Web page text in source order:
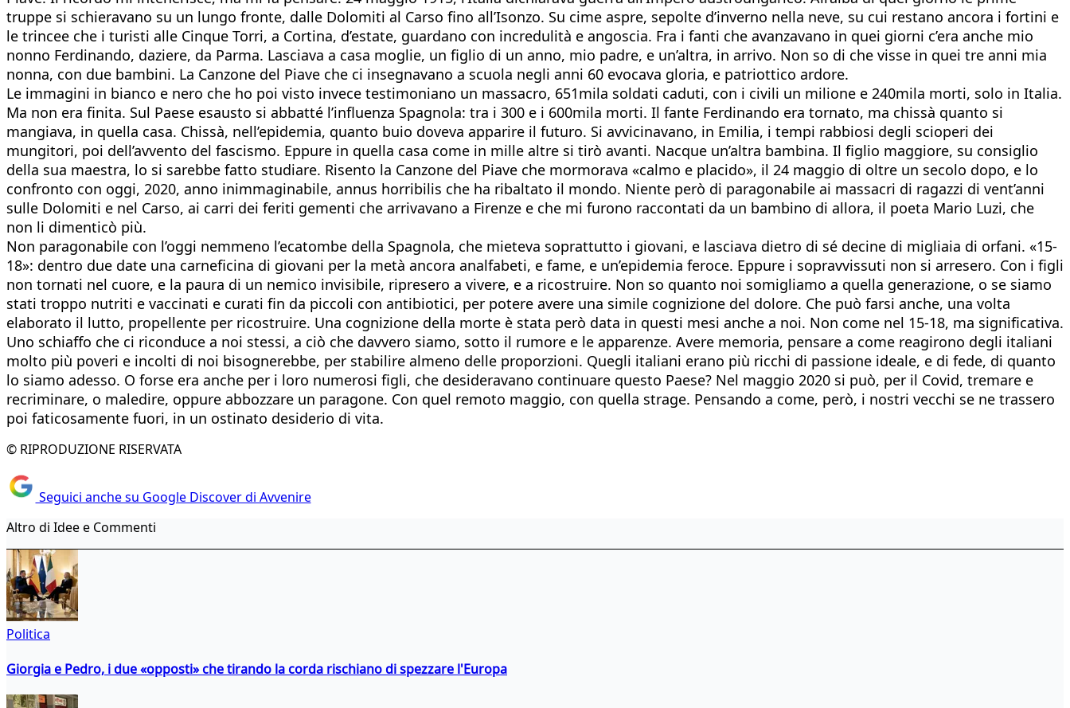
truppe si schieravano su un lungo fronte, dalle Dolomiti al Carso fino all’Isonzo. Su cime aspre, sepolte d’inverno nella neve, su cui restano ancora i fortini e
le trincee che i turisti alle Cinque Torri, a Cortina, d’estate, guardano con incredulità e angoscia. Fra i fanti che avanzavano in quei giorni c’era anche mio
nonno Ferdinando, daziere, da Parma. Lasciava a casa moglie, un figlio di un anno, mio padre, e un’altra, in arrivo. Non so di che visse in quei tre anni mia
nonna, con due bambini. La Canzone del Piave che ci insegnavano a scuola negli anni 60 evocava gloria, e patriottico ardore.
Le immagini in bianco e nero che ho poi visto invece testimoniano un massacro, 651mila soldati caduti, con i civili un milione e 240mila morti, solo in Italia.
Ma non era finita. Sul Paese esausto si abbatté l’influenza Spagnola: tra i 300 e i 600mila morti. Il fante Ferdinando era tornato, ma chissà quanto si
mangiava, in quella casa. Chissà, nell’epidemia, quanto buio doveva apparire il futuro. Si avvicinavano, in Emilia, i tempi rabbiosi degli scioperi dei
mungitori, poi dell’avvento del fascismo. Eppure in quella casa come in mille altre si tirò avanti. Nacque un’altra bambina. Il figlio maggiore, su consiglio
della sua maestra, lo si sarebbe fatto studiare. Risento la Canzone del Piave che mormorava «calmo e placido», il 24 maggio di oltre un secolo dopo, e lo
confronto con oggi, 2020, anno inimmaginabile, annus horribilis che ha ribaltato il mondo. Niente però di paragonabile ai massacri di ragazzi di vent’anni
sulle Dolomiti e nel Carso, ai carri dei feriti gementi che arrivavano a Firenze e che mi furono raccontati da un bambino di allora, il poeta Mario Luzi, che
non li dimenticò più.
Non paragonabile con l’oggi nemmeno l’ecatombe della Spagnola, che mieteva soprattutto i giovani, e lasciava dietro di sé decine di migliaia di orfani. «15-
18»: dentro due date una carneficina di giovani per la metà ancora analfabeti, e fame, e un’epidemia feroce. Eppure i sopravvissuti non si arresero. Con i figli
non tornati nel cuore, e la paura di un nemico invisibile, ripresero a vivere, e a ricostruire. Non so quanto noi somigliamo a quella generazione, o se siamo
stati troppo nutriti e vaccinati e curati fin da piccoli con antibiotici, per potere avere una simile cognizione del dolore. Che può farsi anche, una volta
elaborato il lutto, propellente per ricostruire. Una cognizione della morte è stata però data in questi mesi anche a noi. Non come nel 15-18, ma significativa.
Uno schiaffo che ci riconduce a noi stessi, a ciò che davvero siamo, sotto il rumore e le apparenze. Avere memoria, pensare a come reagirono degli italiani
molto più poveri e incolti di noi bisognerebbe, per stabilire almeno delle proporzioni. Quegli italiani erano più ricchi di passione ideale, e di fede, di quanto
lo siamo adesso. O forse era anche per i loro numerosi figli, che desideravano continuare questo Paese? Nel maggio 2020 si può, per il Covid, tremare e
recriminare, o maledire, oppure abbozzare un paragone. Con quel remoto maggio, con quella strage. Pensando a come, però, i nostri vecchi se ne trassero
poi faticosamente fuori, in un ostinato desiderio di vita.
© RIPRODUZIONE RISERVATA
Seguici anche su Google Discover di Avvenire
Altro di Idee e Commenti
Politica
Giorgia e Pedro, i due «opposti» che tirando la corda rischiano di spezzare l'Europa